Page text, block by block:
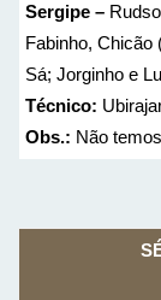
Sergipe –
Fabinho, Chicão
Sá; Jorginho e
Técnico:
Obs.: Não